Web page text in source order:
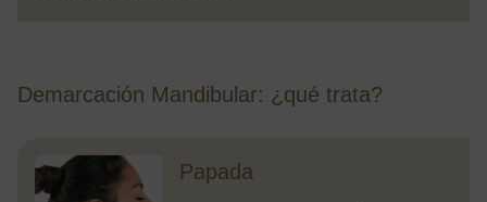
Demarcación Mandibular: ¿qué trata?
Papada